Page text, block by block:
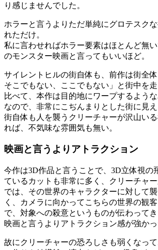
り感じませんでした。
ホラーと言うよりただ単純にグロテスク
れただけ。
私に言わせればホラー要素はほとんど無
のモンスター映画と言ってもいいほど。
サイレントヒルの街自体も、前作は街全
そこでもない、ここでもない」と街中を
比べて、本作は目的地にワープするよう
なので、非常にこぢんまりとした街に見え
街自体も人を襲うクリーチャーが沢山い
れば、不気味な雰囲気も無い。
映画と言うよりアトラクション
今作は3D作品と言うことで、3D立体視の
ているカットも非常に多く、クリーチャ
では、その世界のキャラクターに対して
く、カメラに向かってこちらの世界の観
で、対象への殺意というものが伝わってき
映画と言うよりアトラクション感が強かっ
故にクリーチャーの恐ろしさも弱くなっ